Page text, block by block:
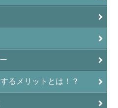
るメリットとは！？